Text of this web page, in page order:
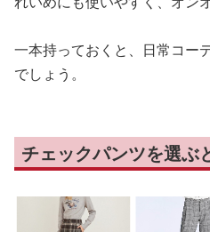
一本持っておくと、日常コー
でしょう。
チェックパンツを選ぶ